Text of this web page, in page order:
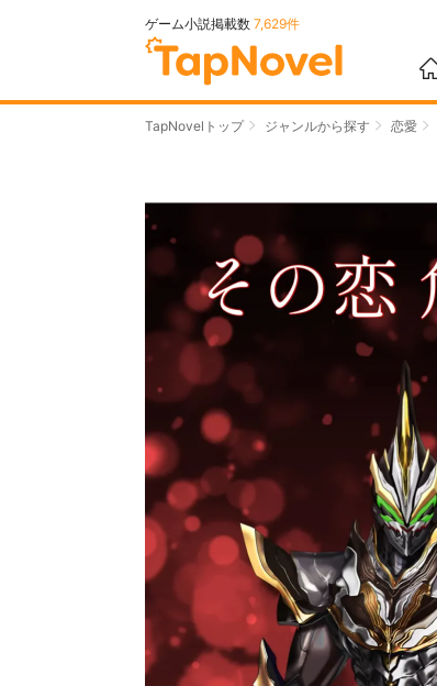
ゲーム小説掲載数 7,629件
TapNovelトップ ジャンルから探す 恋愛